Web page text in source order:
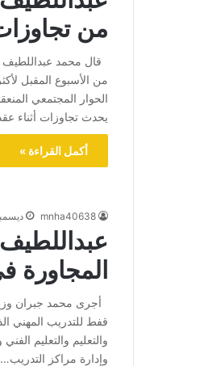
من
قال محمد عبداللطيف
الحوار المجتمعي
يحدث تجاوزات أثناء
أكمل القراءة »
mnha40638 ديسمبر 26,
المجاورة
أجرى محمد جبران
قفط للتدريب المهني
والتعليم والتعليم
وإدارة مراكز التدريب…